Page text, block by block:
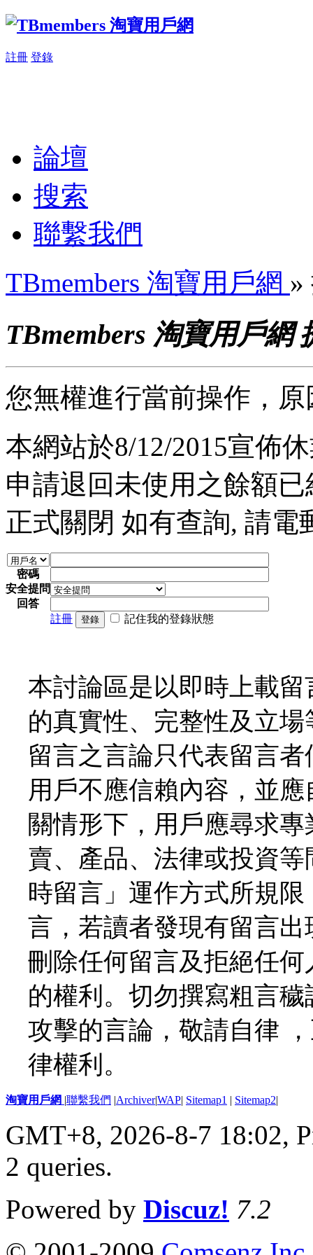
註冊 登錄
論壇
搜索
聯繫我們
TBmembers 淘寶用戶網 »
TBmembers 淘寶用戶網
您無權進行當前操作，
本網站於8/12/2015宣佈
申請退回未使用之餘額
正式關閉 如有查詢, 請電
密碼
安全提問
回答
註冊
登錄 記住我的登錄狀態
本討論區是以即時上載
的真實性、完整性及立
留言之言論只代表留言
用戶不應信賴內容，並
關情形下，用戶應尋求
賣、產品、法律或投資
時留言」運作方式所規
言，若讀者發現有留言
刪除任何留言及拒絕任
的權利。切勿撰寫粗言
攻擊的言論，敬請自律
律權利。
淘寶用戶網 |聯繫我們 |Archiver|WAP| Sitemap1 | Sitemap2|
GMT+8, 2026-8-7 18:02,
2 queries.
Powered by Discuz! 7.2